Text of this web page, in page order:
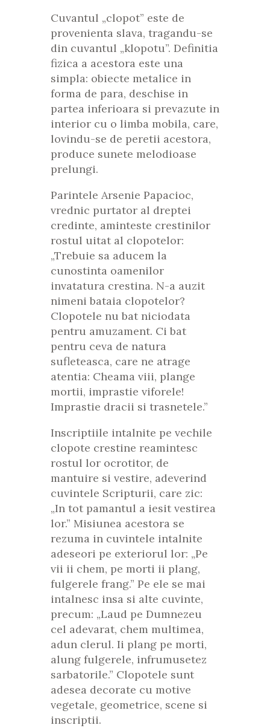
Cuvantul „clopot” este de
provenienta slava, tragandu-se
din cuvantul „klopotu”. Definitia
fizica a acestora este una
simpla: obiecte metalice in
forma de para, deschise in
partea inferioara si prevazute in
interior cu o limba mobila, care,
lovindu-se de peretii acestora,
produce sunete melodioase
prelungi.
Parintele Arsenie Papacioc,
vrednic purtator al dreptei
credinte, aminteste crestinilor
rostul uitat al clopotelor:
„Trebuie sa aducem la
cunostinta oamenilor
invatatura crestina. N-a auzit
nimeni bataia clopotelor?
Clopotele nu bat niciodata
pentru amuzament. Ci bat
pentru ceva de natura
sufleteasca, care ne atrage
atentia: Cheama viii, plange
mortii, imprastie viforele!
Imprastie dracii si trasnetele.”
Inscriptiile intalnite pe vechile
clopote crestine reamintesc
rostul lor ocrotitor, de
mantuire si vestire, adeverind
cuvintele Scripturii, care zic:
„In tot pamantul a iesit vestirea
lor.” Misiunea acestora se
rezuma in cuvintele intalnite
adeseori pe exteriorul lor: „Pe
vii ii chem, pe morti ii plang,
fulgerele frang.” Pe ele se mai
intalnesc insa si alte cuvinte,
precum: „Laud pe Dumnezeu
cel adevarat, chem multimea,
adun clerul. Ii plang pe morti,
alung fulgerele, infrumusetez
sarbatorile.” Clopotele sunt
adesea decorate cu motive
vegetale, geometrice, scene si
inscriptii.